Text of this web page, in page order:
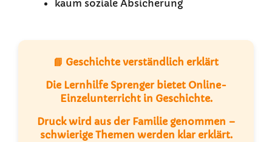
kaum soziale Absicherung
📘 Geschichte verständlich erklärt
Die Lernhilfe Sprengerbietet Online-
Einzelunterrichtin Geschichte.
Druck wird aus der Familie genommen –
schwierige Themen werden klar erklärt.